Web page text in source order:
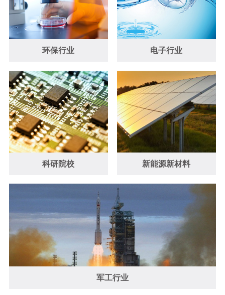
环保行业 电子行业
科研院校 新能源新材料
军工行业